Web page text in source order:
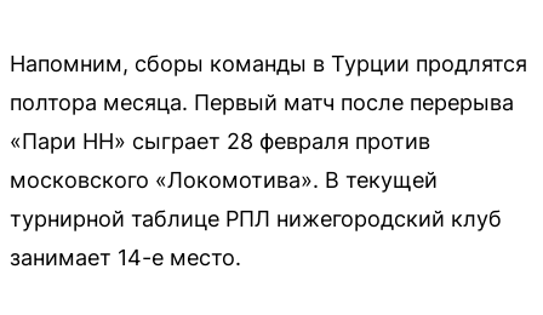
Напомним, сборы команды в Турции продлятся
полтора месяца. Первый матч после перерыва
«Пари НН» сыграет 28 февраля против
московского «Локомотива». В текущей
турнирной таблице РПЛ нижегородский клуб
занимает 14-е место.